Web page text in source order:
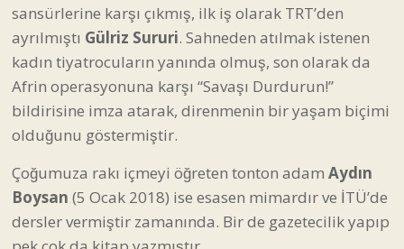
sansürlerine karşı çıkmış, ilk iş olarak TRT’den
ayrılmıştı Gülriz Sururi. Sahneden atılmak istenen
kadın tiyatrocuların yanında olmuş, son olarak da
Afrin operasyonuna karşı “Savaşı Durdurun!”
bildirisine imza atarak, direnmenin bir yaşam biçimi
olduğunu göstermiştir.
Çoğumuza rakı içmeyi öğreten tonton adam Aydın
Boysan (5 Ocak 2018) ise esasen mimardır ve İTÜ’de
dersler vermiştir zamanında. Bir de gazetecilik yapıp